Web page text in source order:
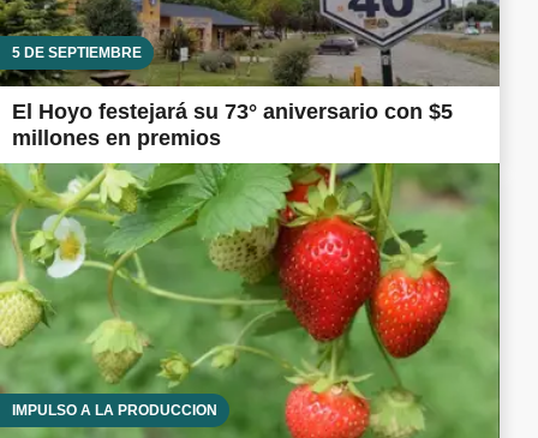
5 DE SEPTIEMBRE
El Hoyo festejará su 73° aniversario con $5
millones en premios
IMPULSO A LA PRODUCCIÓN